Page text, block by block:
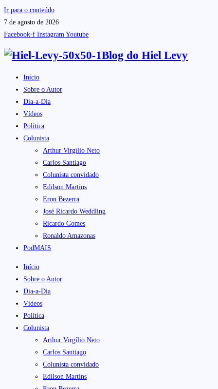
Ir para o conteúdo
7 de agosto de 2026
Facebook-f Instagram Youtube
Blog do Hiel Levy
Início
Sobre o Autor
Dia-a-Dia
Vídeos
Política
Colunista
Arthur Virgílio Neto
Carlos Santiago
Colunista convidado
Edilson Martins
Eron Bezerra
José Ricardo Weddling
Ricardo Gomes
Ronaldo Amazonas
PodMAIS
Início
Sobre o Autor
Dia-a-Dia
Vídeos
Política
Colunista
Arthur Virgílio Neto
Carlos Santiago
Colunista convidado
Edilson Martins